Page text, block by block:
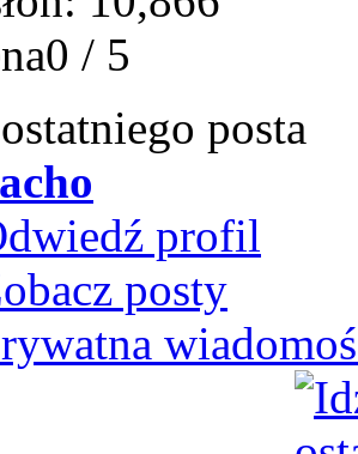
/ 5
posta
profil
posty